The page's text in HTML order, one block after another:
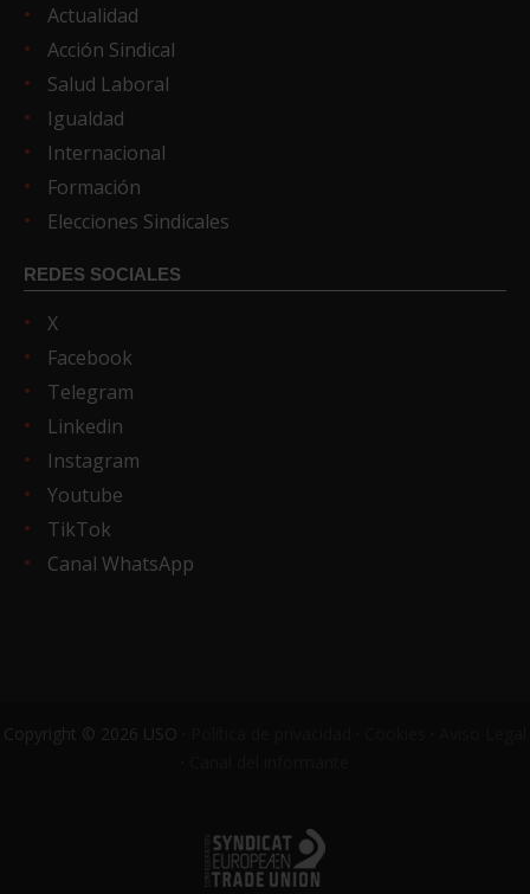
Actualidad
Acción Sindical
Salud Laboral
Igualdad
Internacional
Formación
Elecciones Sindicales
REDES SOCIALES
X
Facebook
Telegram
Linkedin
Instagram
Youtube
TikTok
Canal WhatsApp
Copyright © 2026 USO ·